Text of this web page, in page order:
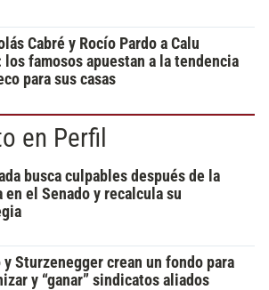
Cabré y Rocío Pardo a Calu
los famosos apuestan a la tendencia
para sus casas
en Perfil
busca culpables después de la
en el Senado y recalcula su
y Sturzenegger crean un fondo para
y “ganar” sindicatos aliados